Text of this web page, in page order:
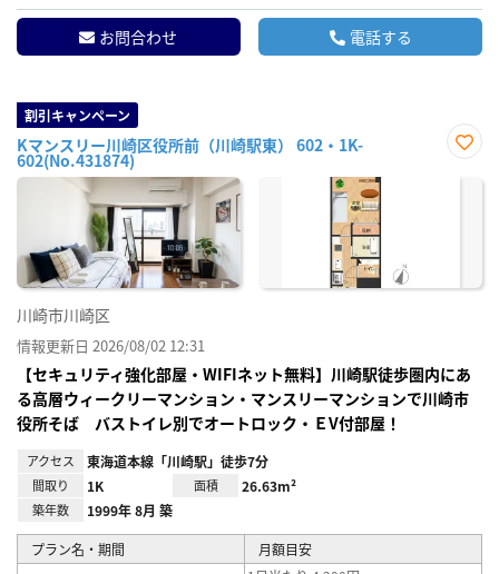
お問合わせ 電話する
割引キャンペーン
Kマンスリー川崎区役所前（川崎駅東） 602・1K-
602(No.431874)
に入
川崎市川崎区
情報更新日 2026/08/02 12:31
【セキュリティ強化部屋・WIFIネット無料】川崎駅徒歩圏内にあ
る高層ウィークリーマンション・マンスリーマンションで川崎市
役所そば バストイレ別でオートロック・ＥV付部屋！
アクセス 東海道本線「川崎駅」徒歩7分
間取り 1K 面積 26.63m²
築年数 1999年 8月 築
プラン名・期間
月額目安